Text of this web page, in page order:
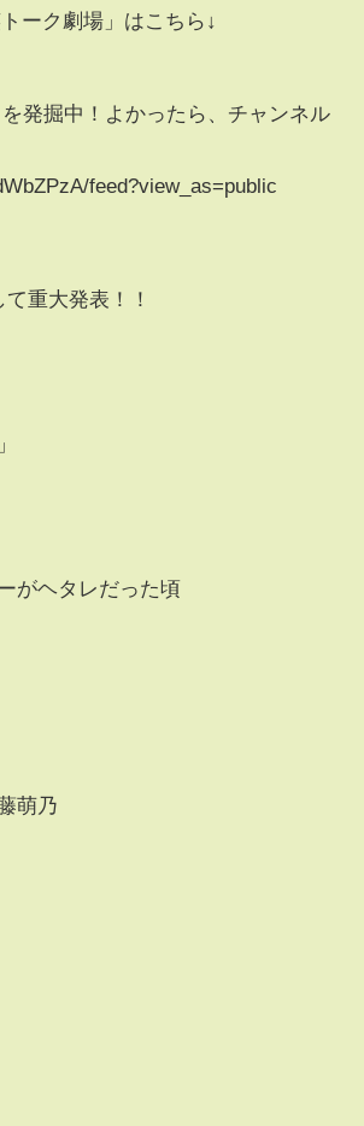
ーク劇場」はこちら↓
発掘中！よかったら、チャンネル
feed?view_as=public
重大発表！！
がヘタレだった頃
萌乃